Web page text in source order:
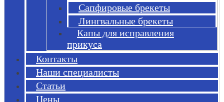
Сапфировые брекеты
Лингвальные брекеты
Капы для исправления
прикуса
Контакты
Наши специалисты
Статьи
Цены